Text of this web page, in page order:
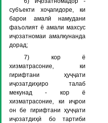
субъекти хоҷагидоре, ки
барои амалӣ намудани
фаъолият ё амали махсус
иҷозатномаи амалкунанда
дорад;
7) кор ё
хизматрасоние, ки
гирифтани ҳуҷҷати
иҷозатдиҳиро талаб
мекунад - кор ё
хизматрасоние, ки иҷрои
он бе гирифтани ҳуҷҷати
иҷозатдиҳӣ бо тартиби